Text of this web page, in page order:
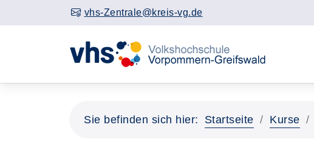
vhs-Zentrale@kreis-vg.de
Sie befinden sich hier: Startseite Kurse